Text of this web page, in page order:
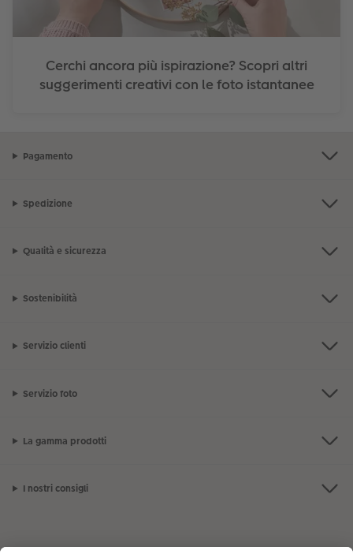
Cerchi ancora più ispirazione? Scopri altri
suggerimenti creativi con le foto istantanee
Pagamento
Spedizione
Qualità e sicurezza
Sostenibilità
Servizio clienti
Servizio foto
La gamma prodotti
I nostri consigli